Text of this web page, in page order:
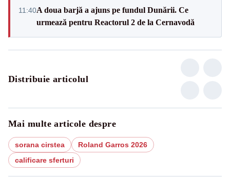
11:40A doua barjă a ajuns pe fundul Dunării. Ce
urmează pentru Reactorul 2 de la Cernavodă
Distribuie articolul
Mai multe articole despre
sorana cirstea
Roland Garros 2026
calificare sferturi